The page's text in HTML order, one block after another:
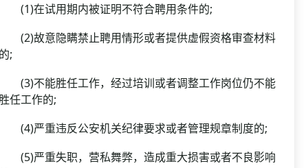
在试用期内被证明不符合聘用条件的;
故意隐瞒禁止聘用情形或者提供虚假资格审查材料
;
不能胜任工作，经过培训或者调整工作岗位仍不能
任工作的;
严重违反公安机关纪律要求或者管理规章制度的;
严重失职，营私舞弊，造成重大损害或者不良影响